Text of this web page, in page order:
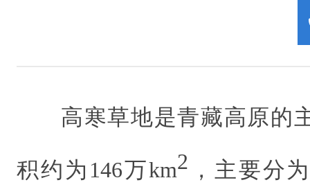
高寒草地是青藏高原的
积约为 146万km2 ，主要分